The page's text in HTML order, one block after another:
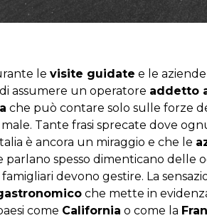
le visite guidate e le
assumere un operatore addetto
che può contare solo sulle forze
Tante frasi sprecate dove
è ancora un miraggio e che le
parlano spesso dimenticano
devono gestire. La
che mette in
come California o come la